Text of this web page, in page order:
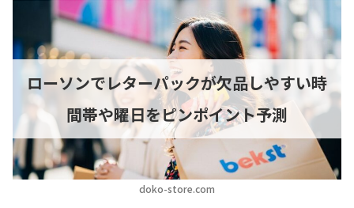
doko-store.com
ローソンでレターパックが欠品しやすい時
間帯や曜日をピンポイント予測